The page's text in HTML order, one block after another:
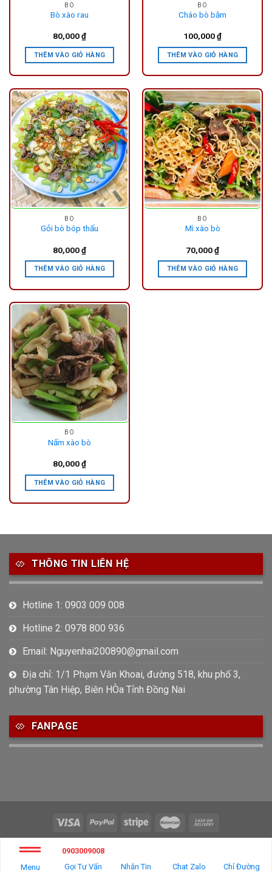
BÒ
Bò xào rau
80,000₫
THÊM VÀO GIỎ HÀNG
BÒ
Cháo bò bằm
100,000₫
THÊM VÀO GIỎ HÀNG
BÒ
Gỏi bò bóp thấu
80,000₫
THÊM VÀO GIỎ HÀNG
BÒ
Mì xào bò
70,000₫
THÊM VÀO GIỎ HÀNG
BÒ
Nấm xào bò
80,000₫
THÊM VÀO GIỎ HÀNG
THÔNG TIN LIÊN HỆ
Hotline 1: 0903 009 008
Hotline 2: 0978 800 936
Email: Nguyenhai200890@gmail.com
Địa chỉ: 1/1 Phạm Văn Khoai, đường 518, khu phố 3,
phường Tân Hiệp, Biên HÒa Tỉnh Đồng Nai
FANPAGE
Menu
0903009008
Gọi Tư Vấn
Nhắn Tin Chat Zalo Chỉ Đường